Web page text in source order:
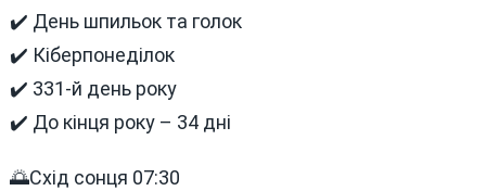
✔️ День шпильок та голок
✔️ Кіберпонеділок
✔️ 331-й день року
✔️ До кінця року – 34 дні
🌅Схід сонця 07:30